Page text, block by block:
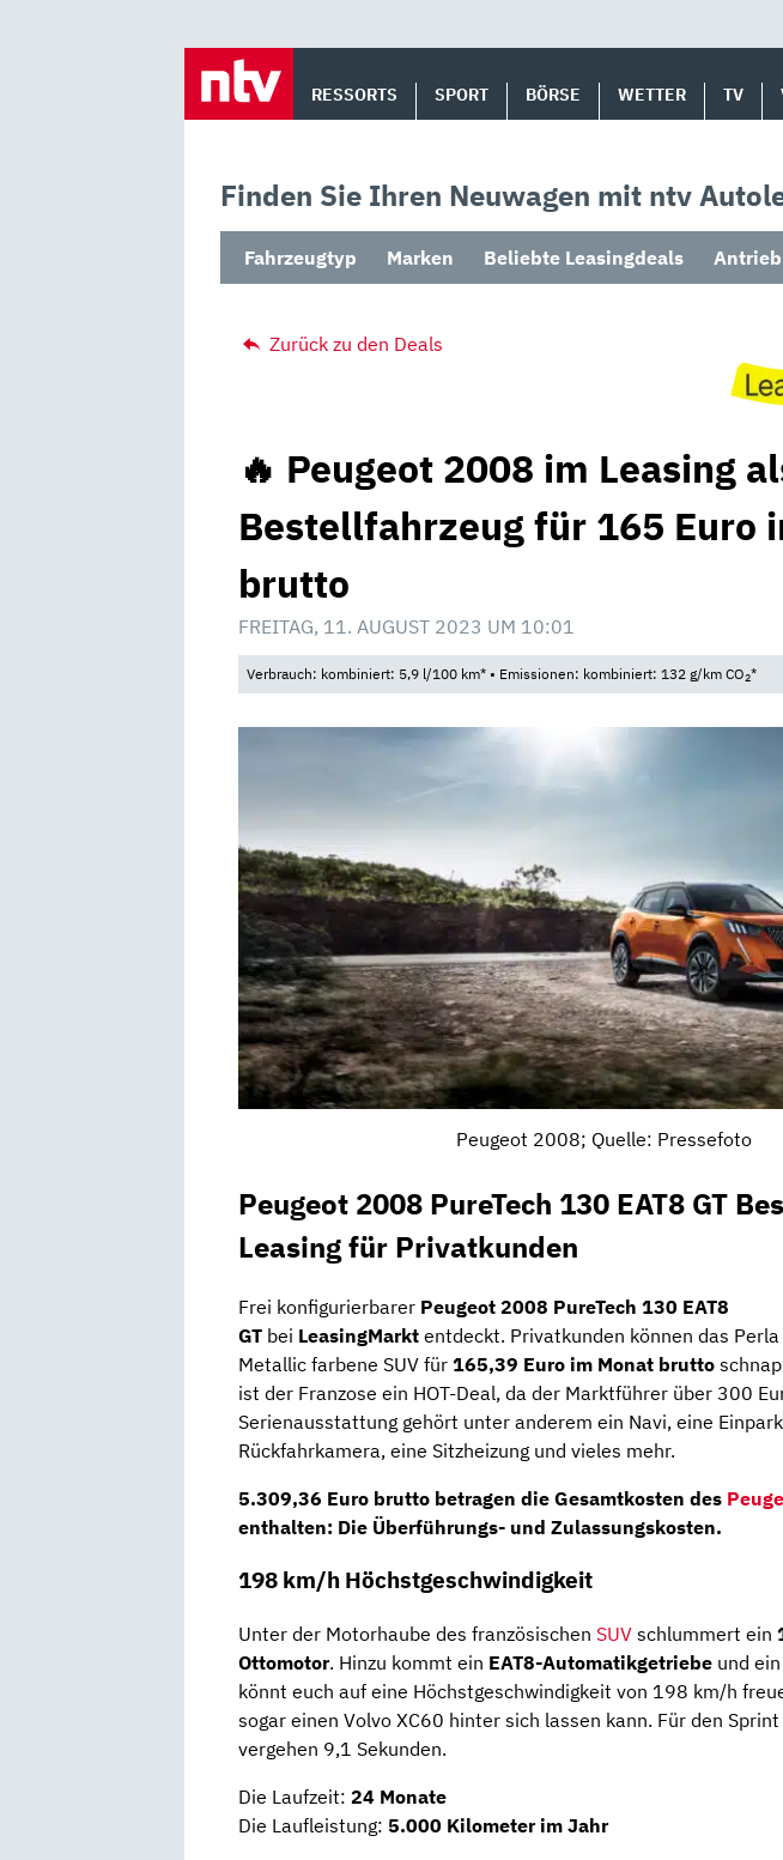
RESSORTS SPORT BÖRSE WETTER TV
Finden Sie Ihren Neuwagen mit ntv
Fahrzeugtyp Marken Beliebte Leasingdeals Antrieb
Zurück zu den Deals
🔥 Peugeot 2008 im Leasing
Bestellfahrzeug für 165 Euro
brutto
FREITAG, 11. AUGUST 2023 UM 10:01
Verbrauch: kombiniert: 5,9 l/100 km* • Emissionen: kombiniert: 132 g/km CO2*
Peugeot 2008; Quelle: Pressefoto
Peugeot 2008 PureTech 130 EAT8 GT
Leasing für Privatkunden
Frei konfigurierbarer Peugeot 2008 PureTech 130 EAT8
GT bei LeasingMarkt entdeckt. Privatkunden können das Perla
Metallic farbene SUV für 165,39 Euro im Monat brutto
ist der Franzose ein HOT-Deal, da der Marktführer über 300
Serienausstattung gehört unter anderem ein Navi, eine
Rückfahrkamera, eine Sitzheizung und vieles mehr.
5.309,36 Euro brutto betragen die Gesamtkosten des
enthalten: Die Überführungs- und Zulassungskosten.
198 km/h Höchstgeschwindigkeit
Unter der Motorhaube des französischen SUV schlummert ein
Ottomotor. Hinzu kommt ein EAT8-Automatikgetriebe und
könnt euch auf eine Höchstgeschwindigkeit von 198 km/h
sogar einen Volvo XC60 hinter sich lassen kann. Für den
vergehen 9,1 Sekunden.
Die Laufzeit: 24 Monate
Die Laufleistung: 5.000 Kilometer im Jahr